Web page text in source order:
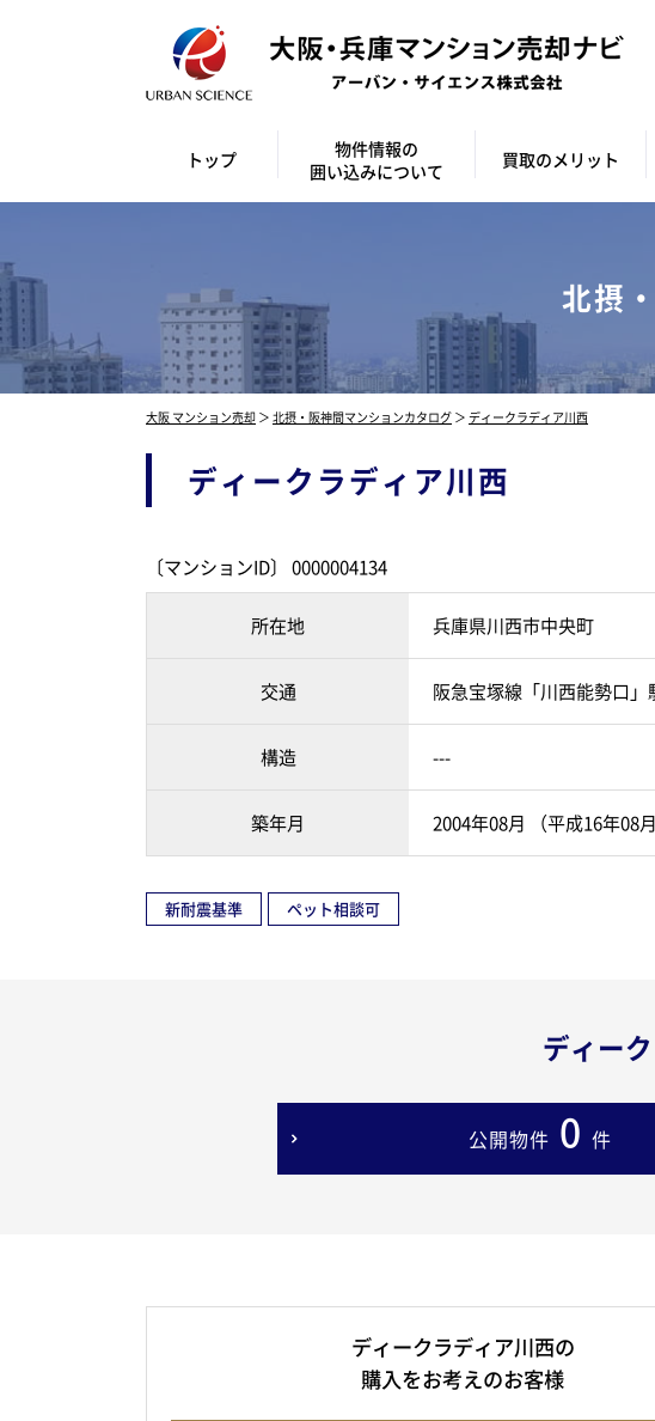
トップ
物件情報の
囲い込みについて
買取のメリット
北摂
大阪 マンション売却 ＞ 北摂・阪神間マンションカタログ ＞ ディークラディア川西
ディークラディア川西
〔マンションID〕 0000004134
所在地 兵庫県川西市中央町
交通 阪急宝塚線「川西能勢口」
構造 ---
築年月 2004年08月 （平成16年08月
新耐震基準 ペット相談可
ディー
公開物件 0 件
ディークラディア川西の
購入をお考えのお客様